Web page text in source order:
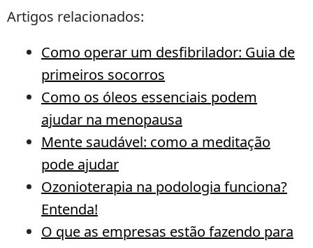
Artigos relacionados:
Como operar um desfibrilador: Guia de
primeiros socorros
Como os óleos essenciais podem
ajudar na menopausa
Mente saudável: como a meditação
pode ajudar
Ozonioterapia na podologia funciona?
Entenda!
O que as empresas estão fazendo para